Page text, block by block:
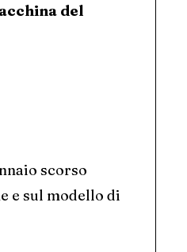
del
scorso
e sul modello di